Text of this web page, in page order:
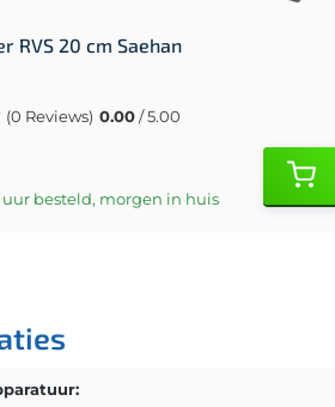
RVS 20 cm Saehan
(0 Reviews) 0.00/ 5.00
uur besteld, morgen in huis